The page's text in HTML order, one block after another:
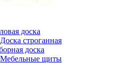
доска
Доска строганная
доска
Мебельные щиты